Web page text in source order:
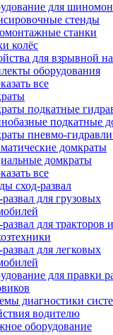
для
стенды
станки
колёс
для взрывной
оборудования
все
подкатные
подкатные
пневмо-
домкраты
домкраты
все
сход-развал
для грузовых
для тракторов и
для легковых
для правки
диагностики
водителю
оборудование